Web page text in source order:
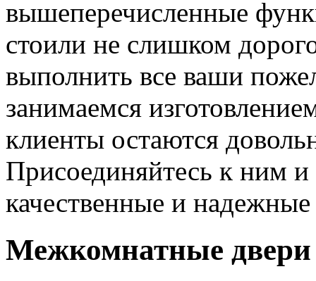
вышеперечисленные
стоили не слишком
выполнить все ваши
занимаемся
клиенты остаются
Присоединяйтесь к ним
качественные и
Межкомнатные двери